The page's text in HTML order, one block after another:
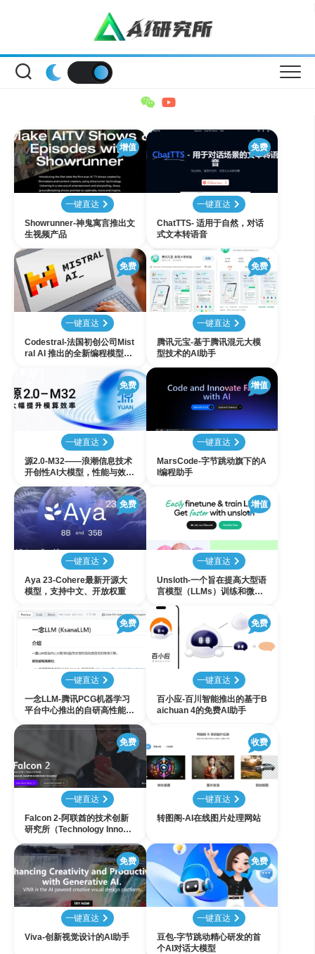
增值
一键直达
Showrunner-神鬼寓言推出文
生视频产品
免费
一键直达
ChatTTS- 适用于自然，对话
式文本转语音
免费
一键直达
Codestral-法国初创公司Mist
ral AI 推出的全新编程模型，
免费
一键直达
腾讯元宝-基于腾讯混元大模
型技术的AI助手
免费
一键直达
源2.0-M32——浪潮信息技术
开创性AI大模型，性能与效率
增值
一键直达
MarsCode-字节跳动旗下的A
I编程助手
免费
一键直达
Aya 23-Cohere最新开源大
模型，支持中文、开放权重
增值
一键直达
Unsloth-一个旨在提高大型语
言模型（LLMs）训练和微调
免费
一键直达
一念LLM-腾讯PCG机器学习
平台中心推出的自研高性能L
免费
一键直达
百小应-百川智能推出的基于B
aichuan 4的免费AI助手
免费
一键直达
Falcon 2-阿联酋的技术创新
研究所（Technology Innova
源模型
收费
一键直达
转图阁-AI在线图片处理网站
免费
一键直达
Viva-创新视觉设计的AI助手
免费
一键直达
豆包-字节跳动精心研发的首
个AI对话大模型